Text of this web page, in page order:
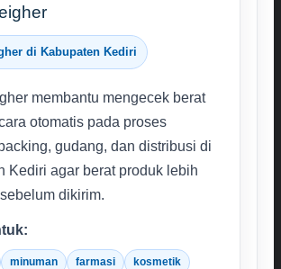
di Kabupaten Kediri
membantu mengecek berat
otomatis pada proses
gudang, dan distribusi di
Kediri agar berat produk lebih
dikirim.
minuman farmasi kosmetik